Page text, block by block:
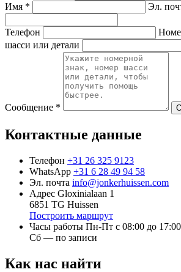
Имя *
Эл.
Телефон
шасси или детали
Сообщение *
Контактные данные
Телефон +31 26 325 9123
WhatsApp +31 6 28 49 94 58
Эл. почта info@jonkerhuissen.com
Адрес Gloxinialaan 1
6851 TG Huissen
Построить маршрут
Часы работы Пн-Пт с 08:00 до 17:00
Сб — по записи
Как нас найти